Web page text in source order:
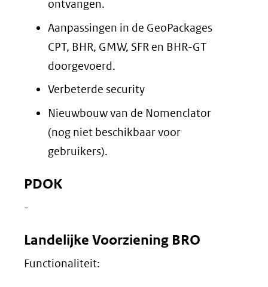
ontvangen.
Aanpassingen in de GeoPackages
CPT, BHR, GMW, SFR en BHR-GT
doorgevoerd.
Verbeterde security
Nieuwbouw van de Nomenclator
(nog niet beschikbaar voor
gebruikers).
PDOK
-
Landelijke Voorziening BRO
Functionaliteit: